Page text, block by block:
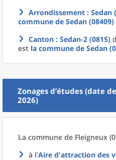
Arrondissement : Sedan
commune de Sedan (08409)
Canton : Sedan-2 (0815)
est la commune de Sedan
Zonages d’études (date
2026)
La commune de Fleigneux
à l'Aire d'attraction des